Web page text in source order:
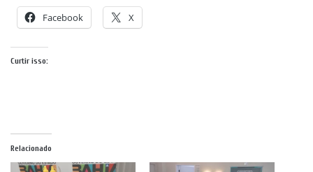
Facebook X
Curtir isso:
Relacionado